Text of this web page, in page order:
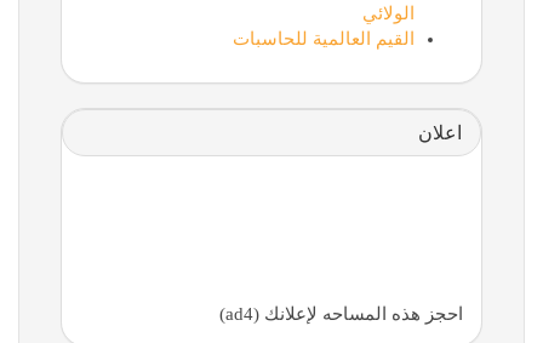
الولائي
القيم العالمية للحاسبات
اعلان
احجز هذه المساحه لإعلانك (ad4)